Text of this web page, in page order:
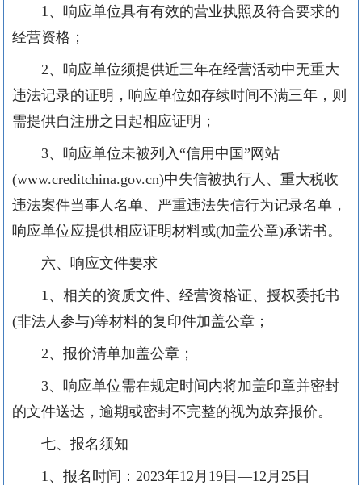
1、响应单位具有有效的营业执照及符合要求的
经营资格；
2、响应单位须提供近三年在经营活动中无重大
违法记录的证明 ， 响应单位如存续时间不满三年，则
需提供自注册之日起相应证明；
3、响应单位未被列入 “信用中国”网站
(www.creditchina.gov.cn)中失信被执行人、重大税收
违法案件当事人名单、严重违法失信行为记录名单 ，
响应单位应提供相应证明材料或(加盖公章)承诺书。
六、响应文件要求
1、相关的资质文件、经营资格证、授权委托书
(非法人参与)等材料的复印件加盖公章；
2、报价清单加盖公章；
3、响应单位需在规定时间内将加盖印章并密封
的文件送达，逾期或密封不完整的视为放弃报价。
七、报名须知
1、报名时间：2023年12月 19日—12月25日